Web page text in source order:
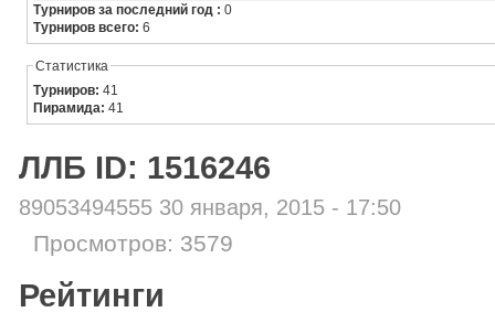
Турниров за последний год :0
Турниров всего:6
Статистика
Турниров:41
Пирамида:41
ЛЛБ ID: 1516246
89053494555 30 января, 2015 - 17:50
Просмотров: 3579
Рейтинги